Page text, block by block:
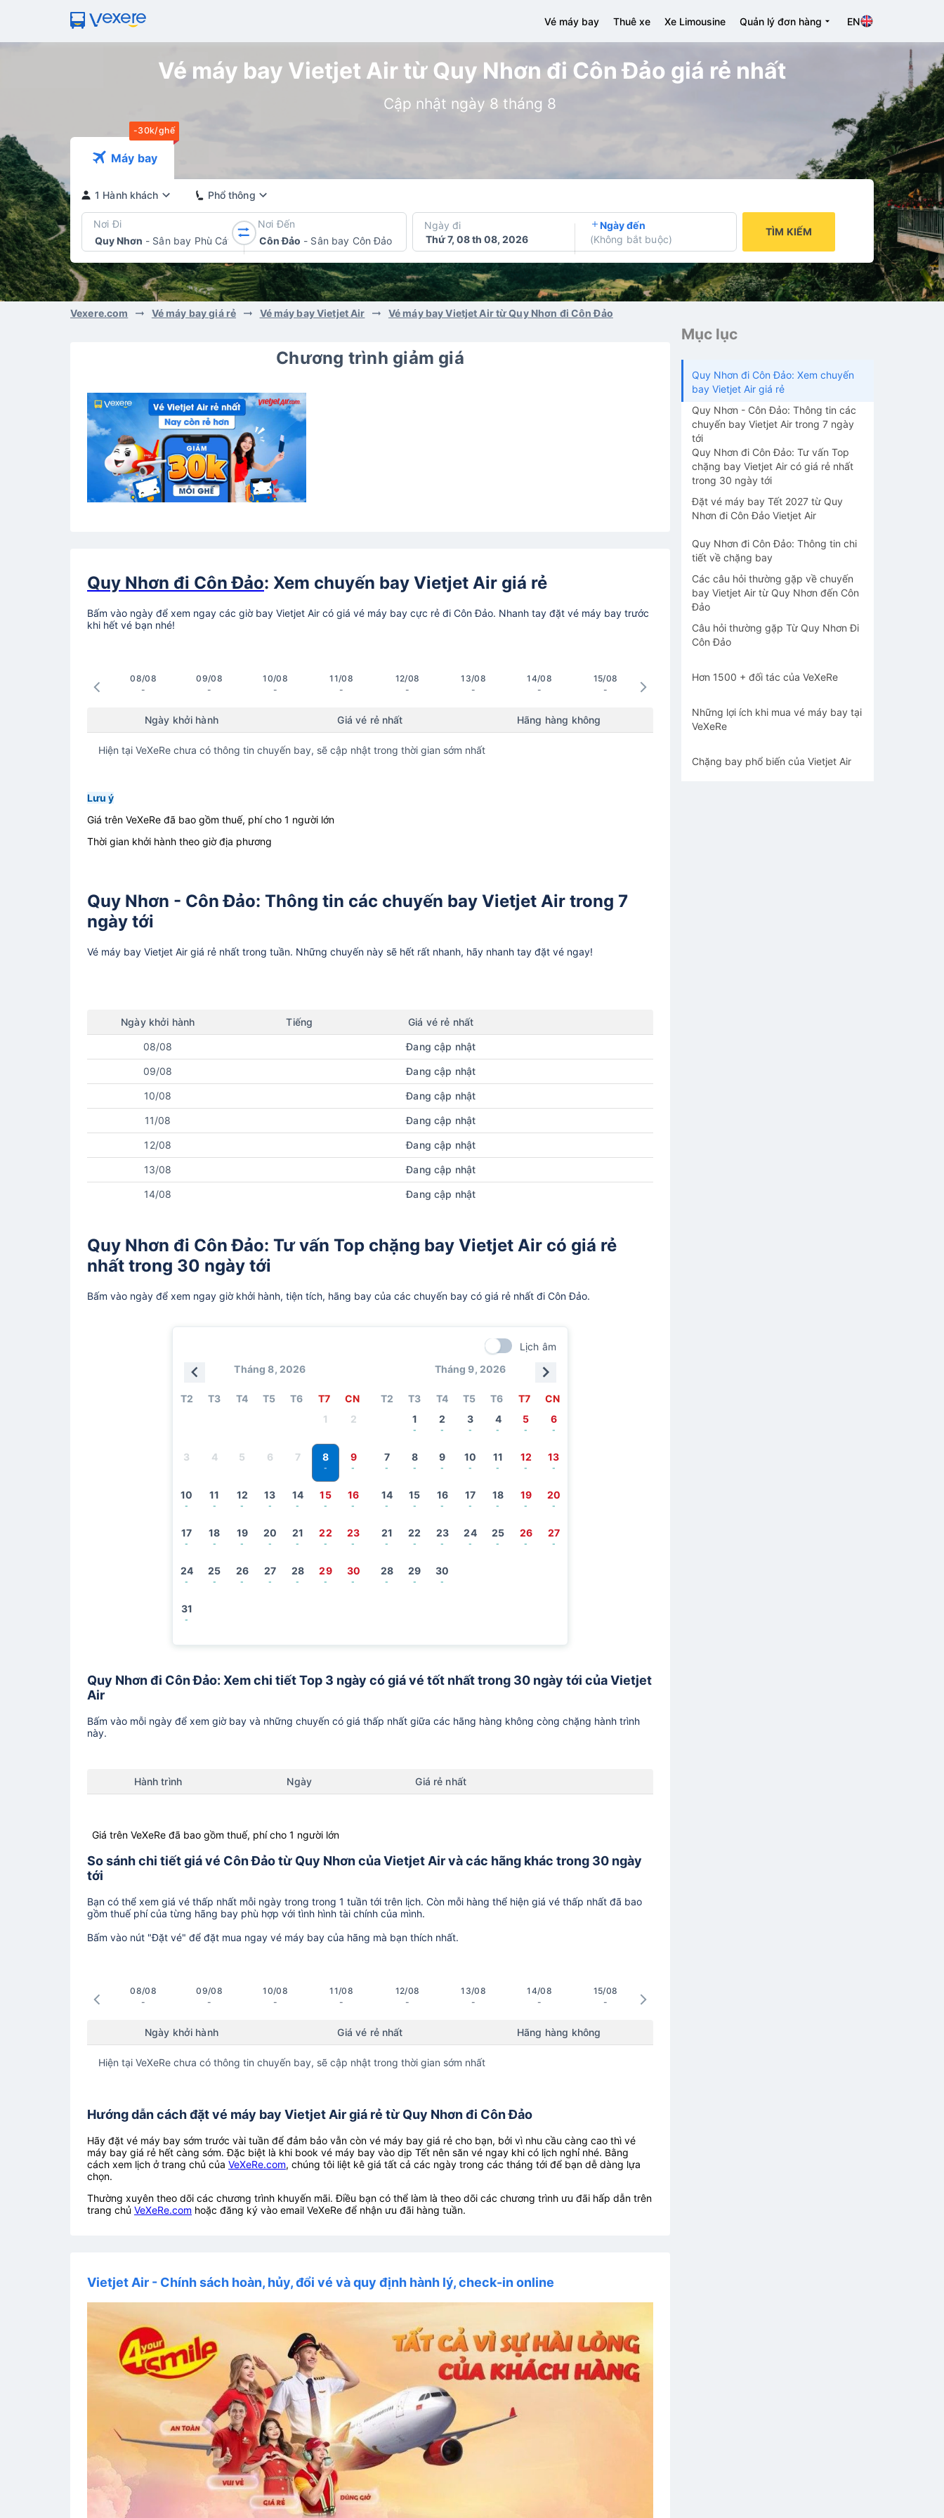
Vé máy bay Thuê xe Xe Limousine Quản lý đơn hàng EN
Vé máy bay Vietjet Air từ Quy Nhơn đi Côn Đảo giá rẻ nhất
Cập nhật ngày 8 tháng 8
-30k/ghế
Máy bay
1 Hành khách Phổ thông
Nơi Đi
Quy Nhơn - Sân bay Phù Cát
Nơi Đến
Côn Đảo - Sân bay Côn Đảo
Ngày đi
Thứ 7, 08 th 08, 2026
Ngày đến
(Không bắt buộc)
TÌM KIẾM
Vexere.com Vé máy bay giá rẻ Vé máy bay Vietjet Air Vé máy bay Vietjet Air từ Quy Nhơn đi Côn Đảo
Chương trình giảm giá
Quy Nhơn đi Côn Đảo: Xem chuyến bay Vietjet Air giá rẻ
Bấm vào ngày để xem ngay các giờ bay Vietjet Air có giá vé máy bay cực rẻ đi Côn Đảo. Nhanh tay đặt vé máy bay trước
khi hết vé bạn nhé!
08/08
-
09/08
-
10/08
-
11/08
-
12/08
-
13/08
-
14/08
-
15/08
-
17/08
18/08
Ngày khởi hành Giá vé rẻ nhất Hãng hàng không
Hiện tại VeXeRe chưa có thông tin chuyến bay, sẽ cập nhật trong thời gian sớm nhất
Lưu ý
Giá trên VeXeRe đã bao gồm thuế, phí cho 1 người lớn
Thời gian khởi hành theo giờ địa phương
Quy Nhơn - Côn Đảo: Thông tin các chuyến bay Vietjet Air trong 7
ngày tới
Vé máy bay Vietjet Air giá rẻ nhất trong tuần. Những chuyến này sẽ hết rất nhanh, hãy nhanh tay đặt vé ngay!
Ngày khởi hành Tiếng Giá vé rẻ nhất
08/08 Đang cập nhật
09/08 Đang cập nhật
10/08 Đang cập nhật
11/08 Đang cập nhật
12/08 Đang cập nhật
13/08 Đang cập nhật
14/08 Đang cập nhật
Quy Nhơn đi Côn Đảo: Tư vấn Top chặng bay Vietjet Air có giá rẻ
nhất trong 30 ngày tới
Bấm vào ngày để xem ngay giờ khởi hành, tiện tích, hãng bay của các chuyến bay có giá rẻ nhất đi Côn Đảo.
Lịch âm
Tháng 8, 2026
T2 T3 T4 T5 T6 T7
CN
1
2
3 4 5 6 7 8
-
9
-
10
-
11
-
12
-
13
-
14
-
15
-
16
-
17
-
18
-
19
-
20
-
21
-
22
-
23
-
24
-
25
-
26
-
27
-
28
-
29
-
30
-
31
-
Tháng 9, 2026
T2 T3 T4 T5 T6 T7
CN
1
-
2
-
3
-
4
-
5
-
6
-
7
-
8
-
9
-
10
-
11
-
12
-
13
-
14
-
15
-
16
-
17
-
18
-
19
-
20
-
21
-
22
-
23
-
24
-
25
-
26
-
27
-
28
-
29
-
30
-
Quy Nhơn đi Côn Đảo: Xem chi tiết Top 3 ngày có giá vé tốt nhất trong 30 ngày tới của Vietjet
Air
Bấm vào mỗi ngày để xem giờ bay và những chuyến có giá thấp nhất giữa các hãng hàng không còng chặng hành trình
này.
Hành trình Ngày Giá rẻ nhất
Giá trên VeXeRe đã bao gồm thuế, phí cho 1 người lớn
So sánh chi tiết giá vé Côn Đảo từ Quy Nhơn của Vietjet Air và các hãng khác trong 30 ngày
tới
Bạn có thể xem giá vé thấp nhất mỗi ngày trong trong 1 tuần tới trên lịch. Còn mỗi hàng thể hiện giá vé thấp nhất đã bao
gồm thuế phí của từng hãng bay phù hợp với tình hình tài chính của mình.
Bấm vào nút "Đặt vé" để đặt mua ngay vé máy bay của hãng mà bạn thích nhất.
08/08
-
09/08
-
10/08
-
11/08
-
12/08
-
13/08
-
14/08
-
15/08
-
Ngày khởi hành Giá vé rẻ nhất Hãng hàng không
Hiện tại VeXeRe chưa có thông tin chuyến bay, sẽ cập nhật trong thời gian sớm nhất
Hướng dẫn cách đặt vé máy bay Vietjet Air giá rẻ từ Quy Nhơn đi Côn Đảo
Hãy đặt vé máy bay sớm trước vài tuần để đảm bảo vẫn còn vé máy bay giá rẻ cho bạn, bởi vì nhu cầu càng cao thì vé
máy bay giá rẻ hết càng sớm. Đặc biệt là khi book vé máy bay vào dịp Tết nên săn vé ngay khi có lịch nghỉ nhé. Bằng
cách xem lịch ở trang chủ của VeXeRe.com, chúng tôi liệt kê giá tất cả các ngày trong các tháng tới để bạn dễ dàng lựa
chọn.
Thường xuyên theo dõi các chương trình khuyến mãi. Điều bạn có thể làm là theo dõi các chương trình ưu đãi hấp dẫn trên
trang chủ VeXeRe.com hoặc đăng ký vào email VeXeRe để nhận ưu đãi hàng tuần.
Vietjet Air - Chính sách hoàn, hủy, đổi vé và quy định hành lý, check-in online
Mục lục
Quy Nhơn đi Côn Đảo: Xem chuyến
bay Vietjet Air giá rẻ
Quy Nhơn - Côn Đảo: Thông tin các
chuyến bay Vietjet Air trong 7 ngày
tới
Quy Nhơn đi Côn Đảo: Tư vấn Top
chặng bay Vietjet Air có giá rẻ nhất
trong 30 ngày tới
Đặt vé máy bay Tết 2027 từ Quy
Nhơn đi Côn Đảo Vietjet Air
Quy Nhơn đi Côn Đảo: Thông tin chi
tiết về chặng bay
Các câu hỏi thường gặp về chuyến
bay Vietjet Air từ Quy Nhơn đến Côn
Đảo
Câu hỏi thường gặp Từ Quy Nhơn Đi
Côn Đảo
Hơn 1500 + đối tác của VeXeRe
Những lợi ích khi mua vé máy bay tại
VeXeRe
Chặng bay phổ biến của Vietjet Air